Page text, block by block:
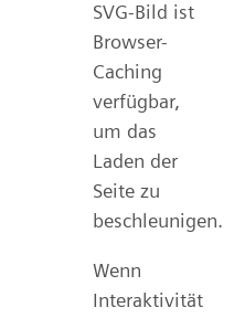
SVG-Bild ist
Browser-
Caching
verfügbar,
um das
Laden der
Seite zu
beschleunigen.
Wenn
Interaktivität